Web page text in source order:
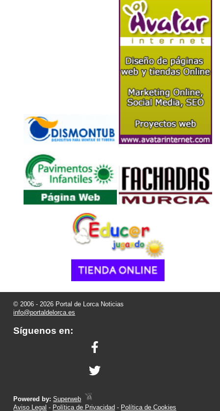
© 2006 - 2026 Portal de Lorca Noticias
info@portaldelorca.es
Síguenos en:
Powered by:Superweb
Aviso Legal - Política de Privacidad - Política de Cookies